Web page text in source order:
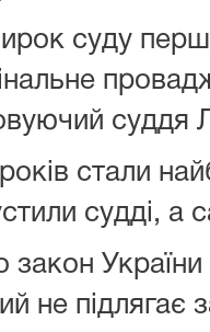
суду
суддя
стали
судді, а
не